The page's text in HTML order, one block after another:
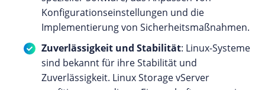
Konfigurationseinstellungen und die
Implementierung von Sicherheitsmaßnahmen.
Zuverlässigkeit und Stabilität: Linux-Systeme
sind bekannt für ihre Stabilität und
Zuverlässigkeit. Linux Storage vServer